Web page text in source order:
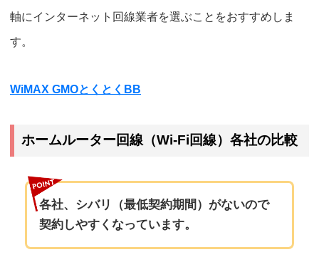
軸にインターネット回線業者を選ぶことをおすすめしま
す。
WiMAX GMOとくとくBB
ホームルーター回線（Wi-Fi回線）各社の比較
各社、シバリ（最低契約期間）がないので
契約しやすくなっています。